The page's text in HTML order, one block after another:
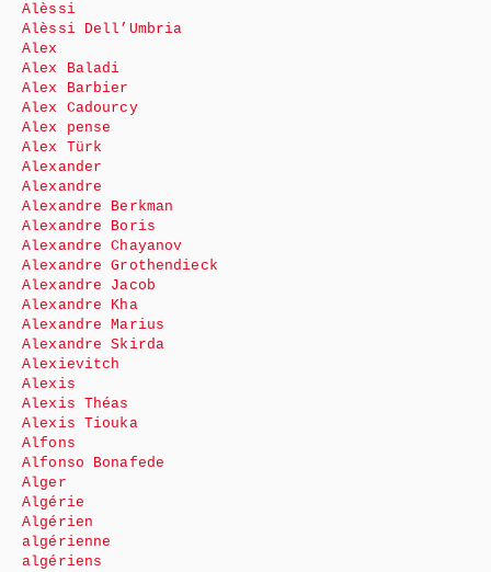
Alèssi
Alèssi Dell’Umbria
Alex
Alex Baladi
Alex Barbier
Alex Cadourcy
Alex pense
Alex Türk
Alexander
Alexandre
Alexandre Berkman
Alexandre Boris
Alexandre Chayanov
Alexandre Grothendieck
Alexandre Jacob
Alexandre Kha
Alexandre Marius
Alexandre Skirda
Alexievitch
Alexis
Alexis Théas
Alexis Tiouka
Alfons
Alfonso Bonafede
Alger
Algérie
Algérien
algérienne
algériens